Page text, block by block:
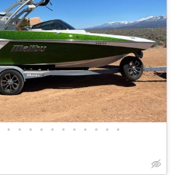
• • • • • • • • • • •